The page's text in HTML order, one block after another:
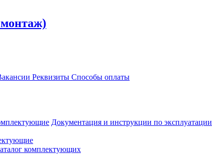
монтаж)
Реквизиты Способы оплаты
Документация и инструкции по эксплуатации
комплектующих